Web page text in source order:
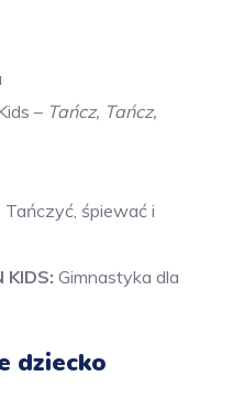
– Tańcz, Tańcz,
Tańczyć, śpiewać i
KIDS: Gimnastyka dla
dziecko